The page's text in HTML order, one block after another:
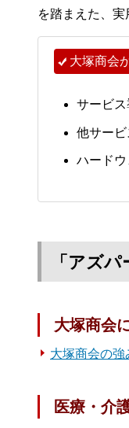
を踏まえた、実
大塚商会
サービ
他サー
ハード
「アズ
大塚商会
大塚商会の強
医療・介